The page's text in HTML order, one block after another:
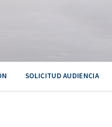
SOLICITUD AUDIENCIA